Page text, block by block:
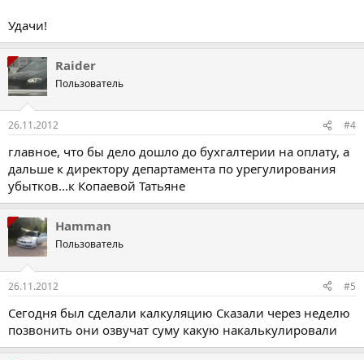
Удачи!
Raider
Пользователь
26.11.2012 #4
главное, что бы дело дошло до бухгалтерии на оплату, а
дальше к директору департамента по урегулирования
убытков...к Копаевой Татьяне
Hamman
Пользователь
26.11.2012 #5
Сегодня был сделали калкуляцию Сказали через неделю
позвонить они озвучат суму какую накалькулировали